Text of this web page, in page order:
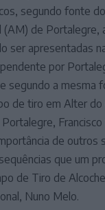
segundo fonte
(AM) de
ser apresentadas
por
segundo a mesma
de tiro em Alter do
Portalegre,
de
que um
de Tiro de
Nuno Melo.